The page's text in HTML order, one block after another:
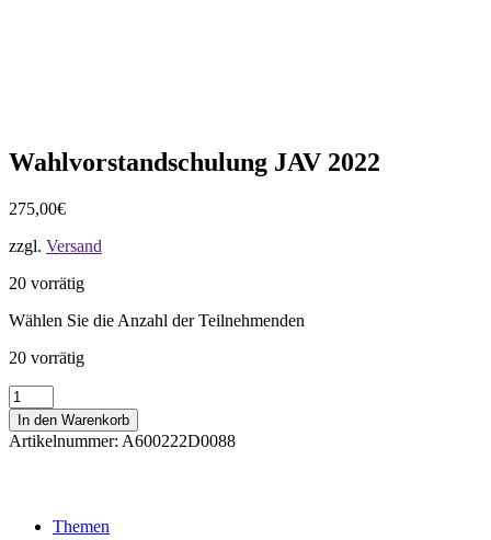
Wahlvorstandschulung JAV 2022
275,00€
zzgl. Versand
20 vorrätig
Wählen Sie die Anzahl der Teilnehmenden
20 vorrätig
Wahlvorstandschulung
JAV
2022
Menge
In den Warenkorb
Artikelnummer: A600222D0088
Themen